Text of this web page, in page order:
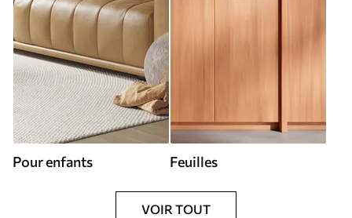
Pour enfants Feuilles
VOIR TOUT